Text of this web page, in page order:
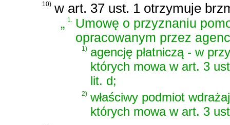
10) w art. 37 ust. 1 otrzymuje
„1. Umowę o przyznaniu
opracowanym przez
1) agencję płatniczą - w
których mowa w art. 3
lit. d;
2) właściwy podmiot
których mowa w art. 3